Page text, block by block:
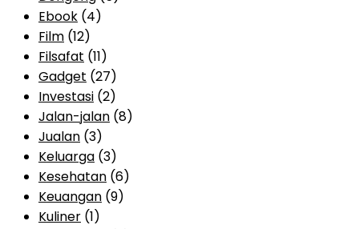
Ebook (4)
Film (12)
Filsafat (11)
Gadget (27)
Investasi (2)
Jalan-jalan (8)
Jualan (3)
Keluarga (3)
Kesehatan (6)
Keuangan (9)
Kuliner (1)